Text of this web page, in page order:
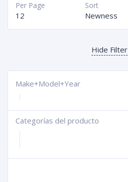
Sort
Newness
Per Page
12
Hide Filter
Make+Model+Year
Categorías del producto
+